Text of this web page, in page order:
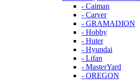
- Caiman
- Carver
- GRAMADION
- Hobby
- Huter
- Hyundai
- Lifan
- MasterYard
- OREGON